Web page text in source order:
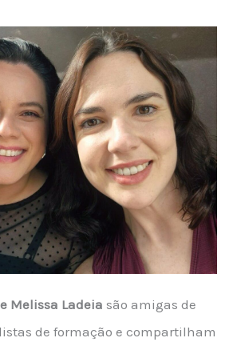
Melissa Ladeia são amigas de
de formação e compartilham